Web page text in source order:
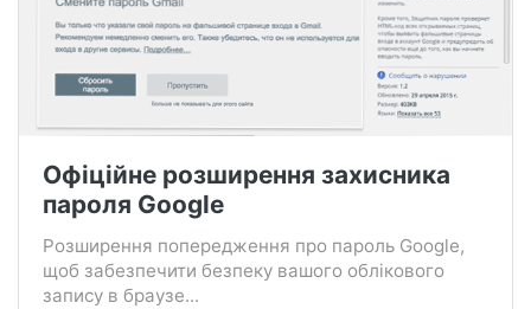
Офіційне розширення захисника
пароля Google
Розширення попередження про пароль Google,
щоб забезпечити безпеку вашого облікового
запису в браузе...